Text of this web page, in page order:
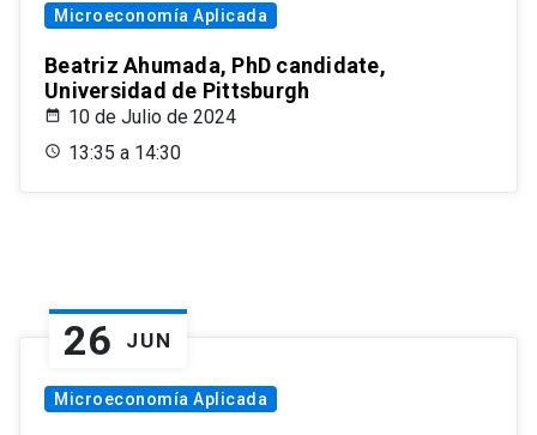
Microeconomía Aplicada
Beatriz Ahumada, PhD candidate,
Universidad de Pittsburgh
10 de Julio de 2024
13:35 a 14:30
26 JUN
Microeconomía Aplicada